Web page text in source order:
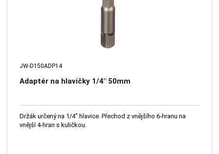
JW-D150ADP14
Adaptér na hlavičky 1/4" 50mm
Držák určený na 1/4” hlavice. Přechod z vnějšího 6-hranu na
vnější 4-hran s kuličkou.